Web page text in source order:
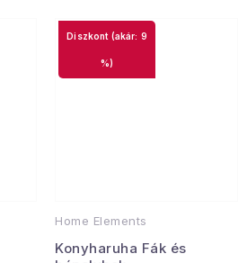
Home Elements
Konyharuha Fák és
(akár: 9
%)